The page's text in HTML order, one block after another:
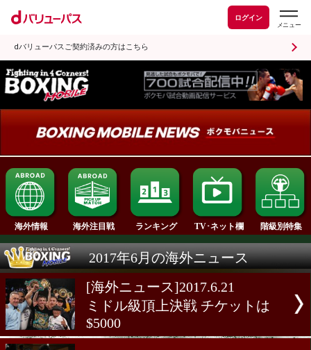
ログイン
dバリューパスご契約済みの方はこちら
海外情報 海外注目戦 ランキング TV･ネット欄
2017年6月の海外ニュース